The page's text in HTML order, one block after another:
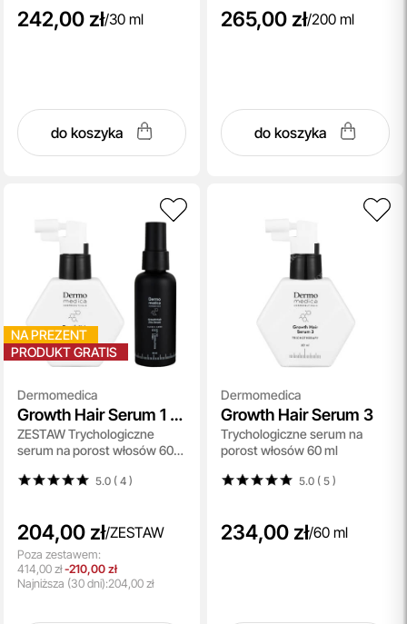
242,00 zł/30 ml
do koszyka
265,00 zł/200 ml
do koszyka
NA PREZENT
PRODUKT GRATIS
Dermomedica
Growth Hair Serum 1 +
Growth Hair Zinc
Serum
ZESTAW Trychologiczne
serum na porost włosów 60
kompleksem peptydowo-
5.0 ( 4)
204,00 zł/ZESTAW
Poza zestawem:
414,00 zł-210,00 zł
Najniższa (30 dni):204,00 zł
Dermomedica
Growth Hair Serum 3
Trychologiczne serum na
porost włosów 60 ml
5.0 ( 5)
234,00 zł/60 ml